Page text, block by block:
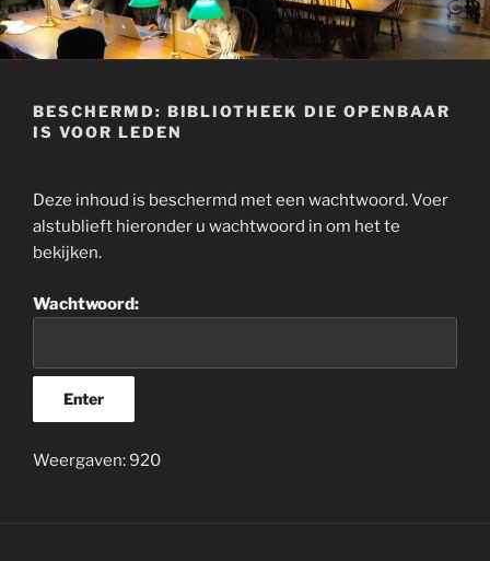
BESCHERMD: BIBLIOTHEEK DIE OPENBAAR
IS VOOR LEDEN
Deze inhoud is beschermd met een wachtwoord. Voer
alstublieft hieronder u wachtwoord in om het te
bekijken.
Wachtwoord:
Weergaven: 920